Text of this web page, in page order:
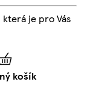
je pro Vás
košík